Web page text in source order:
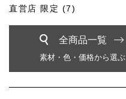
直営店 限定 (7)
全商品一覧
素材・色・価格から選ぶ